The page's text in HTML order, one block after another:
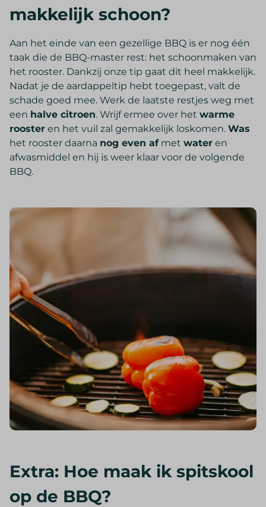
makkelijk schoon?
Aan het einde van een gezellige BBQ is er nog één
taak die de BBQ-master rest: het schoonmaken van
het rooster. Dankzij onze tip gaat dit heel makkelijk.
Nadat je de aardappeltip hebt toegepast, valt de
schade goed mee. Werk de laatste restjes weg met
een halve citroen. Wrijf ermee over het warme
rooster en het vuil zal gemakkelijk loskomen. Was
het rooster daarna nog even afmet water en
afwasmiddel en hij is weer klaar voor de volgende
BBQ.
Extra: Hoe maak ik spitskool
op de BBQ?